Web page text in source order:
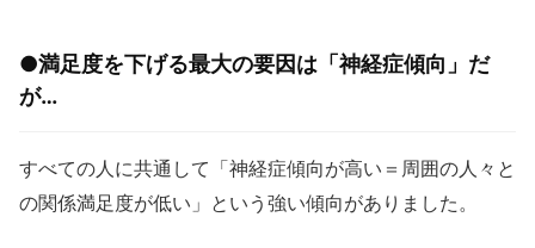
●満足度を下げる最大の要因は「神経症傾向」だ
が…
すべての人に共通して「神経症傾向が高い＝周囲の人々と
の関係満足度が低い」という強い傾向がありました。